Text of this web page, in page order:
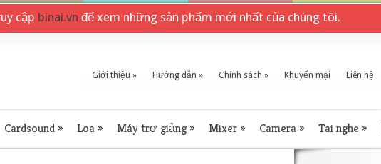
cập binai.vn để xem những sản phẩm mới nhất của chúng tôi.
Giới thiệu » Hướng dẫn » Chính sách » Khuyến mại Liên hệ
Cardsound» Loa» Máy trợ giảng» Mixer» Camera» Tai nghe »